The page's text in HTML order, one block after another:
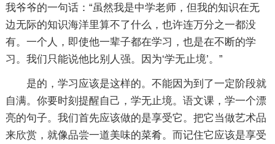
我爷爷的一句话：“虽然我是中学老师，但我的知识在无
边无际的知识海洋里算不了什么，也许连万分之一都没
有。一个人，即使他一辈子都在学习，也是在不断的学
习。我们只能说他比别人强。因为‘学无止境’。”
是的，学习应该是这样的。不能因为到了一定阶段就
自满。你要时刻提醒自己，学无止境。语文课，学一个漂
亮的句子。我们首先应该做的是享受它。把它当做艺术品
来欣赏，就像品尝一道美味的菜肴。而记住它应该是享受